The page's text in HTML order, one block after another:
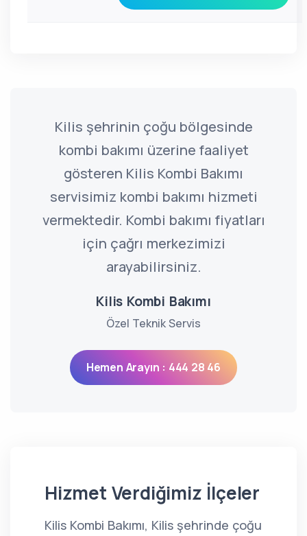
Kilis şehrinin çoğu bölgesinde
kombi bakımı üzerine faaliyet
gösteren Kilis Kombi Bakımı
servisimiz kombi bakımı hizmeti
vermektedir. Kombi bakımı fiyatları
için çağrı merkezimizi
arayabilirsiniz.
Kilis Kombi Bakımı
Özel Teknik Servis
Hemen Arayın : 444 28 46
Hizmet Verdiğimiz İlçeler
Kilis Kombi Bakımı, Kilis şehrinde çoğu